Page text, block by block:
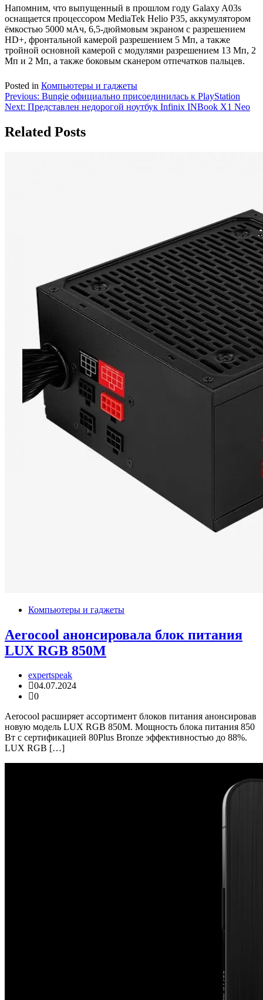
Напомним, что выпущенный в прошлом году Galaxy A03s
оснащается процессором MediaTek Helio P35, аккумулятором
ёмкостью 5000 мАч, 6,5-дюймовым экраном с разрешением
HD+, фронтальной камерой разрешением 5 Мп, а также
тройной основной камерой с модулями разрешением 13 Мп, 2
Мп и 2 Мп, а также боковым сканером отпечатков пальцев.
Posted in Компьютеры и гаджеты
Навигация
по
записям
Previous: Bungie официально присоединилась к PlayStation
Next: Представлен недорогой ноутбук Infinix INBook X1 Neo
Related Posts
Компьютеры и гаджеты
Aerocool анонсировала блок питания
LUX RGB 850M
expertspeak
04.07.2024
0
Aerocool расширяет ассортимент блоков питания анонсировав
новую модель LUX RGB 850M. Мощность блока питания 850
Вт с сертификацией 80Plus Bronze эффективностью до 88%.
LUX RGB […]